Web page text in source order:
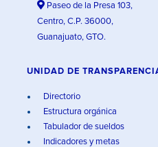
Paseo de la Presa 103,
Centro, C.P. 36000,
Guanajuato, GTO.
UNIDAD DE
Directorio
Estructura orgánica
Tabulador de sueldos
Indicadores y metas